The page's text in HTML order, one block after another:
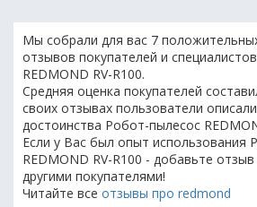
Мы собрали для вас 7
отзывов покупателей и
REDMOND RV-R100.
Средняя оценка покупателей
своих отзывах пользователи
достоинства Робот-пылесос
Если у Вас был опыт использования
REDMOND RV-R100 - добавьте
другими покупателями!
Читайте все отзывы про redmond